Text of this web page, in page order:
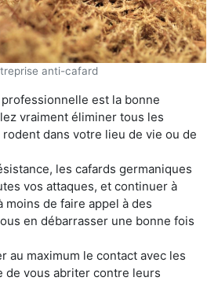
anti-cafard
est la bonne
vraiment éliminer tous les
dans votre lieu de vie ou de
les cafards germaniques
vos attaques, et continuer à
de faire appel à des
en débarrasser une bonne fois
au maximum le contact avec les
de vous abriter contre leurs